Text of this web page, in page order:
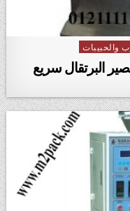
والحبيبات
البرتقال سريع